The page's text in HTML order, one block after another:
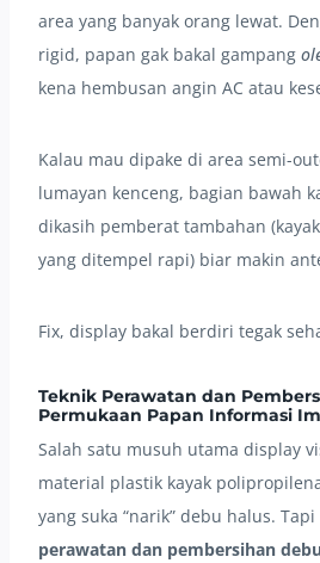
area yang banyak orang lewat.
rigid, papan gak bakal gampang
kena hembusan angin AC atau
Kalau mau dipake di area semi-
lumayan kenceng, bagian bawah
dikasih pemberat tambahan
yang ditempel rapi) biar makin
Fix, display bakal berdiri tegak
Teknik Perawatan dan
Permukaan Papan Informasi
Salah satu musuh utama display
material plastik kayak
yang suka “narik” debu halus.
perawatan dan pembersihan